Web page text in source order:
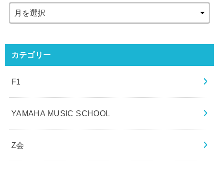
カテゴリー
F1
YAMAHA MUSIC SCHOOL
Z会